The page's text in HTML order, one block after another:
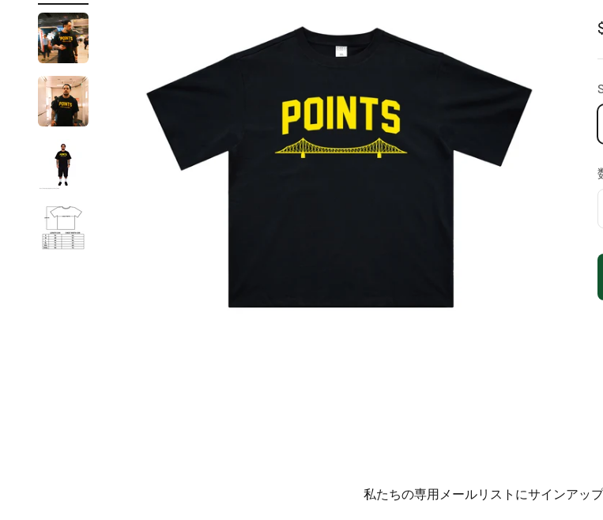
私たちの専用メールリストにサインアッ